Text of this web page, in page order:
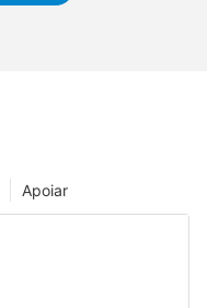
Apoiar